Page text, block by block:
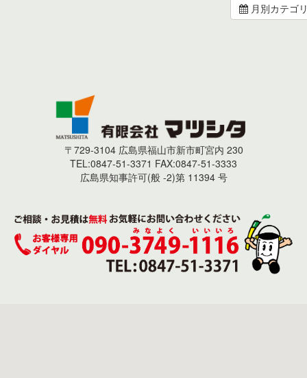
月別カテゴ
〒729-3104 広島県福山市新市町宮内 230
TEL:0847-51-3371 FAX:0847-51-3333
広島県知事許可(般 -2)第 11394 号